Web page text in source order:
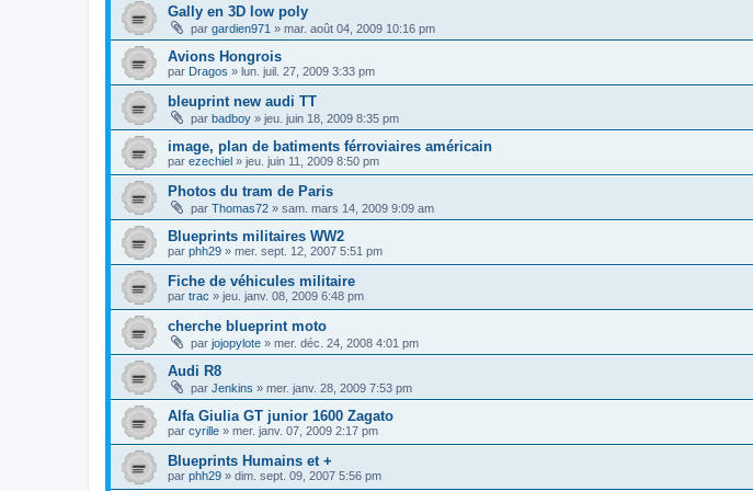
Gally en 3D low poly
par gardien971 » mar. août 04, 2009 10:16 pm
Avions Hongrois
par Dragos » lun. juil. 27, 2009 3:33 pm
bleuprint new audi TT
par badboy » jeu. juin 18, 2009 8:35 pm
image, plan de batiments férroviaires américain
par ezechiel » jeu. juin 11, 2009 8:50 pm
Photos du tram de Paris
par Thomas72 » sam. mars 14, 2009 9:09 am
Blueprints militaires WW2
par phh29 » mer. sept. 12, 2007 5:51 pm
Fiche de véhicules militaire
par trac » jeu. janv. 08, 2009 6:48 pm
cherche blueprint moto
par jojopylote » mer. déc. 24, 2008 4:01 pm
Audi R8
par Jenkins » mer. janv. 28, 2009 7:53 pm
Alfa Giulia GT junior 1600 Zagato
par cyrille » mer. janv. 07, 2009 2:17 pm
Blueprints Humains et +
par phh29 » dim. sept. 09, 2007 5:56 pm